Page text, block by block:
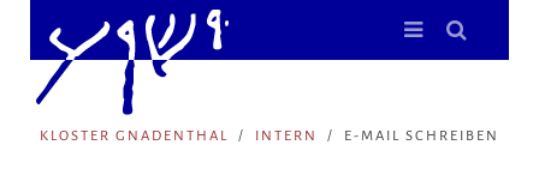
KLOSTER GNADENTHAL INTERN E-MAIL SCHREIBEN